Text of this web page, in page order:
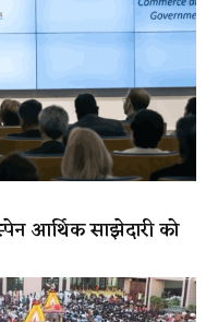
आर्थिक साझेदारी को